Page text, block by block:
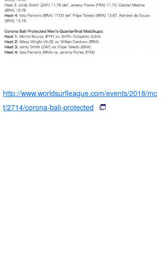
http://www.worldsurfleague.com/events/2018/mc
t/2714/corona-bali-protected